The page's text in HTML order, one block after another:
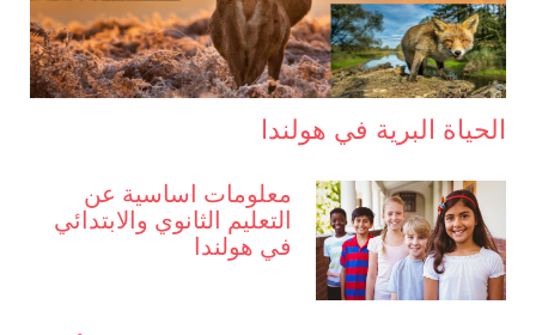
الحياة البرية في هولندا
معلومات اساسية عن
التعليم الثانوي والابتدائي
في هولندا